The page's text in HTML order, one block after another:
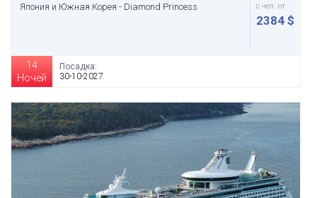
Япония и Южная Корея - Diamond Princess с чел. от
2384 $
14
Ночей
Посадка:
30-10-2027